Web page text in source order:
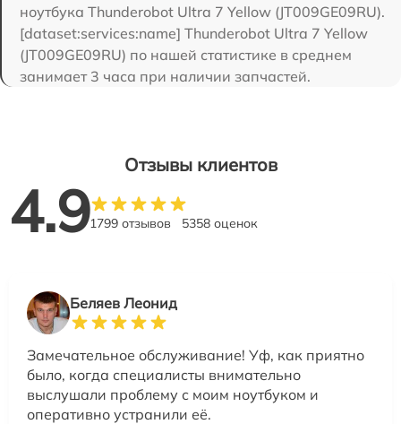
ноутбука Thunderobot Ultra 7 Yellow (JT009GE09RU).
[dataset:services:name] Thunderobot Ultra 7 Yellow
(JT009GE09RU) по нашей статистике в среднем
занимает 3 часа при наличии запчастей.
Отзывы клиентов
4.91799 отзывов 5358 оценок
Беляев Леонид
Замечательное обслуживание! Уф, как приятно
было, когда специалисты внимательно
выслушали проблему с моим ноутбуком и
оперативно устранили её.